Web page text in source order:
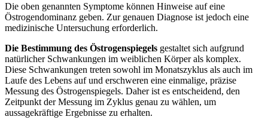
Die oben genannten Symptome können Hinweise auf eine
Östrogendominanz geben. Zur genauen Diagnose ist jedoch eine
medizinische Untersuchung erforderlich.
Die Bestimmung des Östrogenspiegels gestaltet sich aufgrund
natürlicher Schwankungen im weiblichen Körper als komplex.
Diese Schwankungen treten sowohl im Monatszyklus als auch im
Laufe des Lebens auf und erschweren eine einmalige, präzise
Messung des Östrogenspiegels. Daher ist es entscheidend, den
Zeitpunkt der Messung im Zyklus genau zu wählen, um
aussagekräftige Ergebnisse zu erhalten.